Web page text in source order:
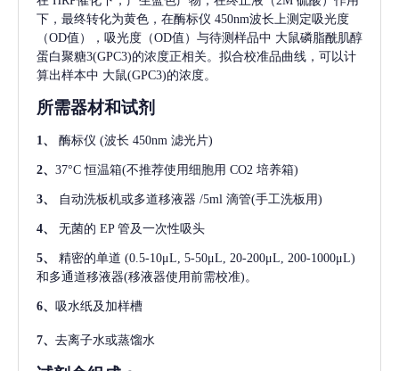
下，最终转化为黄色，在酶标仪 450nm波长上测定吸光度
（OD值），吸光度（OD值）与待测样品中 大鼠磷脂酰肌醇
蛋白聚糖3(GPC3)的浓度正相关。拟合校准品曲线，可以计
算出样本中 大鼠(GPC3)的浓度。
所需器材和试剂
1、 酶标仪 (波长 450nm 滤光片)
2、 37°C 恒温箱(不推荐使用细胞用 CO2 培养箱)
3、 自动洗板机或多道移液器 /5ml 滴管(手工洗板用)
4、 无菌的 EP 管及一次性吸头
5、 精密的单道 (0.5-10μL, 5-50μL, 20-200μL, 200-1000μL)
和多通道移液器(移液器使用前需校准)。
6、 吸水纸及加样槽
7、 去离子水或蒸馏水